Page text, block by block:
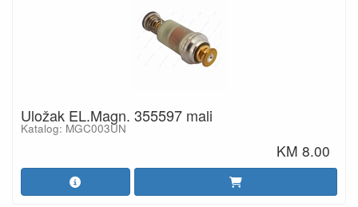
Uložak EL.Magn. 355597 mali
Katalog: MGC003UN
KM 8.00